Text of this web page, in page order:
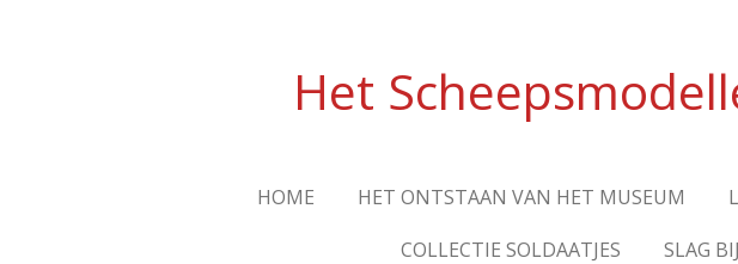
Het
HOME HET ONTSTAAN VAN HET MUSEUM
COLLECTIE SOLDAATJES
SLAG